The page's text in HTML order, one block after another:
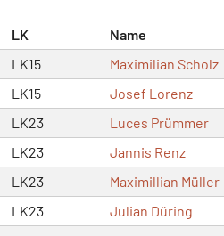
LK Name
LK15 Maximilian Scholz
LK15 Josef Lorenz
LK23 Luces Prümmer
LK23 Jannis Renz
LK23 Maximillian Müller
LK23 Julian Düring